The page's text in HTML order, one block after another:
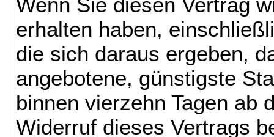
Wenn Sie diesen Vertrag
erhalten haben,
die sich daraus ergeben,
angebotene, günstigste
binnen vierzehn Tagen ab
Widerruf dieses Vertrags